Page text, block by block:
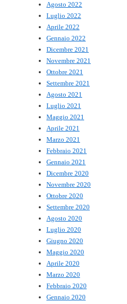
Agosto 2022
Luglio 2022
Aprile 2022
Gennaio 2022
Dicembre 2021
Novembre 2021
Ottobre 2021
Settembre 2021
Agosto 2021
Luglio 2021
Maggio 2021
Aprile 2021
Marzo 2021
Febbraio 2021
Gennaio 2021
Dicembre 2020
Novembre 2020
Ottobre 2020
Settembre 2020
Agosto 2020
Luglio 2020
Giugno 2020
Maggio 2020
Aprile 2020
Marzo 2020
Febbraio 2020
Gennaio 2020